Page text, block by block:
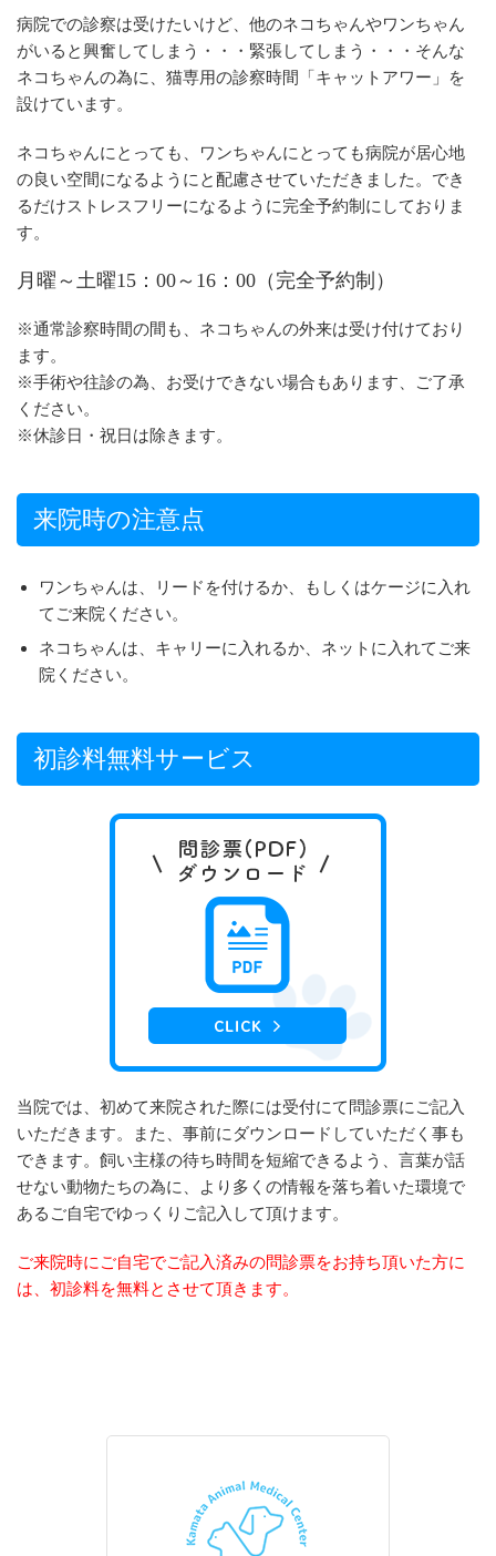
病院での診察は受けたいけど、他のネコちゃんやワンちゃん
がいると興奮してしまう・・・緊張してしまう・・・そんな
ネコちゃんの為に、猫専用の診察時間「キャットアワー」を
設けています。
ネコちゃんにとっても、ワンちゃんにとっても病院が居心地
の良い空間になるようにと配慮させていただきました。でき
るだけストレスフリーになるように完全予約制にしておりま
す。
月曜～土曜15：00～16：00（完全予約制）
※通常診察時間の間も、ネコちゃんの外来は受け付けており
ます。
※手術や往診の為、お受けできない場合もあります、ご了承
ください。
※休診日・祝日は除きます。
来院時の注意点
ワンちゃんは、リードを付けるか、もしくはケージに入れ
てご来院ください。
ネコちゃんは、キャリーに入れるか、ネットに入れてご来
院ください。
初診料無料サービス
当院では、初めて来院された際には受付にて問診票にご記入
いただきます。また、事前にダウンロードしていただく事も
できます。飼い主様の待ち時間を短縮できるよう、言葉が話
せない動物たちの為に、より多くの情報を落ち着いた環境で
あるご自宅でゆっくりご記入して頂けます。
ご来院時にご自宅でご記入済みの問診票をお持ち頂いた方に
は、初診料を無料とさせて頂きます。